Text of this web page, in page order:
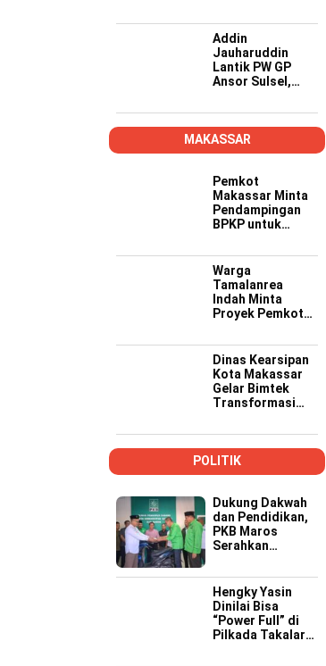
Promosi Wastra-
Kriya hingga
Dongkrak
Ekonomi Daerah
Addin
Jauharuddin
Lantik PW GP
Ansor Sulsel,
Kompeten,
Kreatif, dan Siap
Wujudkan
Ketahanan
MAKASSAR
Pemkot
Makassar Minta
Pendampingan
BPKP untuk
PSEL Sesuai
Regulasi
Warga
Tamalanrea
Indah Minta
Proyek Pemkot
Transparan,
Musyawarah
Berakhir dengan
Kesepakatan
Dinas Kearsipan
Kota Makassar
Gelar Bimtek
Transformasi
Yogyakarta
POLITIK
Dukung Dakwah
dan Pendidikan,
PKB Maros
Serahkan
Operasional ke
Pesantren
Hidayatullah
Hengky Yasin
Dinilai Bisa
“Power Full” di
Pilkada Takalar